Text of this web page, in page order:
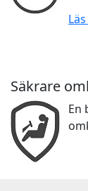
Säkrare
En